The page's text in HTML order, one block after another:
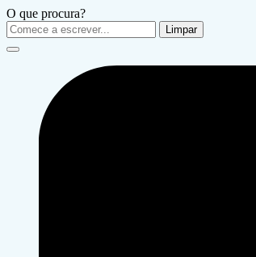
O que procura?
Limpar